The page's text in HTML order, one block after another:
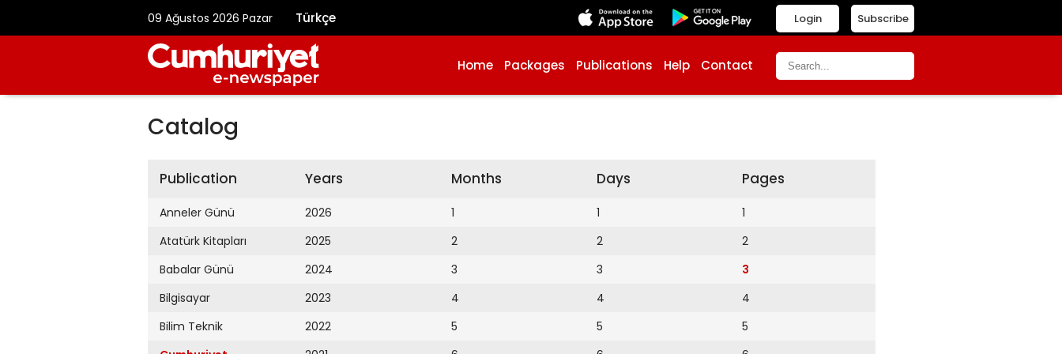
09 Ağustos 2026 Pazar Türkçe Subscribe
Login
Home Packages Publications Help Contact
Catalog
Publication
Anneler Günü
Atatürk Kitapları
Babalar Günü
Bilgisayar
Bilim Teknik
Years
2026
2025
2024
2023
2022
Months
1
2
3
4
5
Days
1
2
3
4
5
Pages
1
2
3
4
5